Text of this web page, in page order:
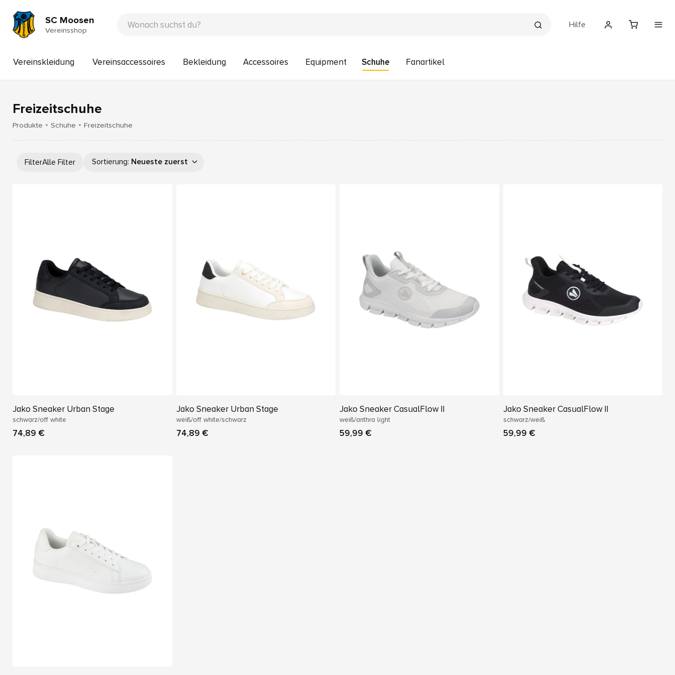
SC Moosen
Vereinsshop
Hilfe
Vereinskleidung Vereinsaccessoires Bekleidung Accessoires Equipment Schuhe Fanartikel
Freizeitschuhe
Produkte Schuhe Freizeitschuhe
FilterAlle Filter Sortierung: Neueste zuerst
Jako Sneaker Urban Stage
schwarz/off white
74,89 €
Jako Sneaker Urban Stage
weiß/off white/schwarz
74,89 €
Jako Sneaker CasualFlow II
weiß/anthra light
59,99 €
Jako Sneaker CasualFlow II
schwarz/weiß
59,99 €